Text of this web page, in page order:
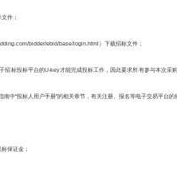
件；
bidder/ebid/base/login.html）下载招标文件；
标投标平台的U-key才能完成投标工作，因此要求所有参与本次采
中“投标人用户手册”的相关章节，有关注册、报名等电子交易平
保证金；